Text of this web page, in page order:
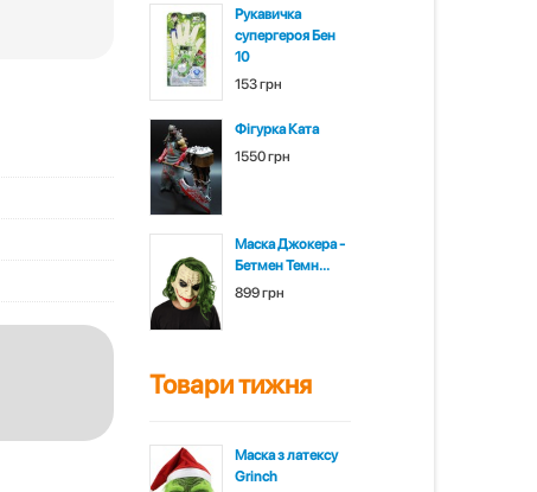
Рукавичка
супергероя Бен
10
153 грн
Фігурка Ката
1550 грн
Маска Джокера -
Бетмен Темн...
899 грн
Товари тижня
Маска з латексу
Grinch